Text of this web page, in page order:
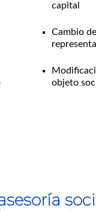
capital
Cambio
objeto